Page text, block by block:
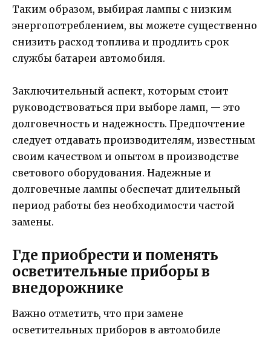
Таким образом, выбирая лампы с низким
энергопотреблением, вы можете существенно
снизить расход топлива и продлить срок
службы батареи автомобиля.
Заключительный аспект, которым стоит
руководствоваться при выборе ламп, — это
долговечность и надежность. Предпочтение
следует отдавать производителям, известным
своим качеством и опытом в производстве
светового оборудования. Надежные и
долговечные лампы обеспечат длительный
период работы без необходимости частой
замены.
Где приобрести и поменять
осветительные приборы в
внедорожнике
Важно отметить, что при замене
осветительных приборов в автомобиле